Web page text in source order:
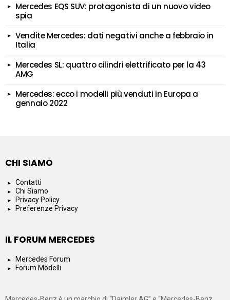
Mercedes EQS SUV: protagonista di un nuovo video
spia
Vendite Mercedes: dati negativi anche a febbraio in
Italia
Mercedes SL: quattro cilindri elettrificato per la 43
AMG
Mercedes: ecco i modelli più venduti in Europa a
gennaio 2022
CHI SIAMO
Contatti
Chi Siamo
Privacy Policy
Preferenze Privacy
IL FORUM MERCEDES
Mercedes Forum
Forum Modelli